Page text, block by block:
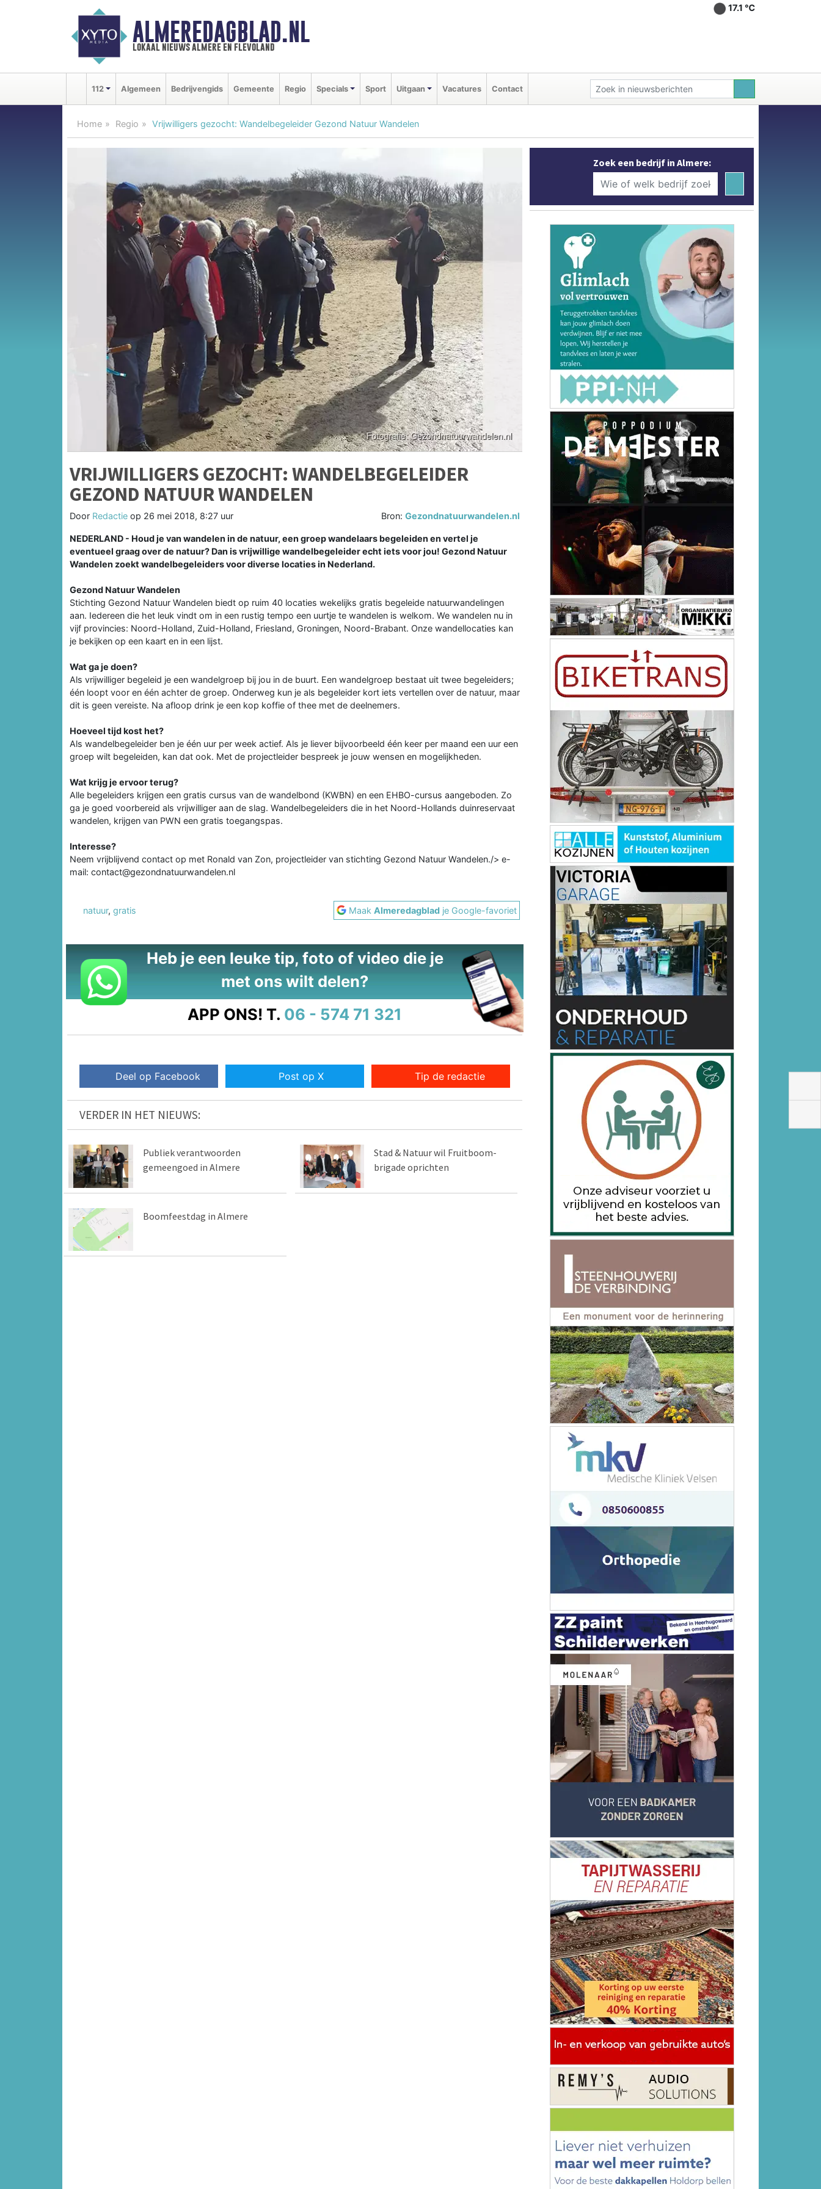
ALMEREDAGBLAD.NL
lokaal nieuws almere en flevoland
17.1 ℃
112 Algemeen Bedrijvengids Gemeente Regio Specials Sport Uitgaan Vacatures Contact
Home Regio Vrijwilligers gezocht: Wandelbegeleider Gezond Natuur Wandelen
VRIJWILLIGERS GEZOCHT: WANDELBEGELEIDER
GEZOND NATUUR WANDELEN
Door Redactie op 26 mei 2018, 8:27 uur Bron:Gezondnatuurwandelen.nl
NEDERLAND - Houd je van wandelen in de natuur, een groep wandelaars begeleiden en vertel je
eventueel graag over de natuur? Dan is vrijwillige wandelbegeleider echt iets voor jou! Gezond Natuur
Wandelen zoekt wandelbegeleiders voor diverse locaties in Nederland.
Gezond Natuur Wandelen
Stichting Gezond Natuur Wandelen biedt op ruim 40 locaties wekelijks gratis begeleide natuurwandelingen
aan. Iedereen die het leuk vindt om in een rustig tempo een uurtje te wandelen is welkom. We wandelen nu in
vijf provincies: Noord-Holland, Zuid-Holland, Friesland, Groningen, Noord-Brabant. Onze wandellocaties kan
je bekijken op een kaart en in een lijst.
Wat ga je doen?
Als vrijwilliger begeleid je een wandelgroep bij jou in de buurt. Een wandelgroep bestaat uit twee begeleiders;
één loopt voor en één achter de groep. Onderweg kun je als begeleider kort iets vertellen over de natuur, maar
dit is geen vereiste. Na afloop drink je een kop koffie of thee met de deelnemers.
Hoeveel tijd kost het?
Als wandelbegeleider ben je één uur per week actief. Als je liever bijvoorbeeld één keer per maand een uur een
groep wilt begeleiden, kan dat ook. Met de projectleider bespreek je jouw wensen en mogelijkheden.
Wat krijg je ervoor terug?
Alle begeleiders krijgen een gratis cursus van de wandelbond (KWBN) en een EHBO-cursus aangeboden. Zo
ga je goed voorbereid als vrijwilliger aan de slag. Wandelbegeleiders die in het Noord-Hollands duinreservaat
wandelen, krijgen van PWN een gratis toegangspas.
Interesse?
Neem vrijblijvend contact op met Ronald van Zon, projectleider van stichting Gezond Natuur Wandelen./> e-
mail: contact@gezondnatuurwandelen.nl
natuur, gratis MaakAlmeredagblad je Google-favoriet
Heb je een leuke tip, foto of video die je
met ons wilt delen?
APP ONS! T. 06 - 574 71 321
Deel op Facebook Post op X Tip de redactie
VERDER IN HET NIEUWS:
Publiek verantwoorden
gemeengoed in Almere
Stad & Natuur wil Fruitboom-
brigade oprichten
Boomfeestdag in Almere
Zoek een bedrijf in Almere: